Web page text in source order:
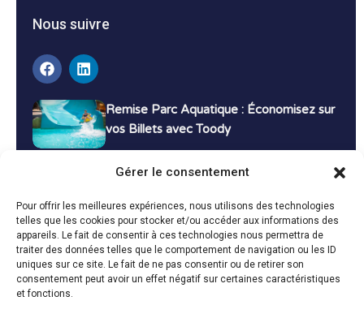
Gérer le consentement
Pour offrir les meilleures expériences, nous utilisons des technologies
telles que les cookies pour stocker et/ou accéder aux informations des
appareils. Le fait de consentir à ces technologies nous permettra de
traiter des données telles que le comportement de navigation ou les ID
uniques sur ce site. Le fait de ne pas consentir ou de retirer son
consentement peut avoir un effet négatif sur certaines caractéristiques
et fonctions.
Nous suivre
Remise Parc Aquatique : Économisez sur
vos Billets avec Toody
Bons Plans Voyage : Économisez sur vos
Vacances avec Toody
13 décembre 2024 Bon plans